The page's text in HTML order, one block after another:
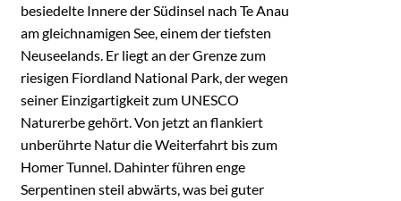
besiedelte Innere der Südinsel nach Te Anau
am gleichnamigen See, einem der tiefsten
Neuseelands. Er liegt an der Grenze zum
riesigen Fiordland National Park, der wegen
seiner Einzigartigkeit zum UNESCO
Naturerbe gehört. Von jetzt an flankiert
unberührte Natur die Weiterfahrt bis zum
Homer Tunnel. Dahinter führen enge
Serpentinen steil abwärts, was bei guter